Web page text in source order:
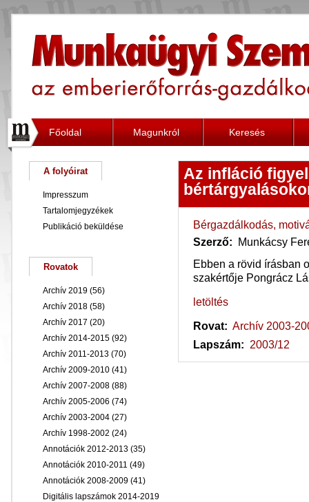
Főoldal Magunkról Keresés
Az infláció
Bérgazdálkodás,
Szerző: Munkácsy
Ebben a rövid írásban
szakértője Pongrácz
letöltés
Rovat: Archív 2003-
Lapszám: 2003/12
A folyóirat
Impresszum
Tartalomjegyzékek
Publikáció beküldése
Rovatok
Archív 2019 (56)
Archív 2018 (58)
Archív 2017 (20)
Archív 2014-2015 (92)
Archív 2011-2013 (70)
Archív 2009-2010 (41)
Archív 2007-2008 (88)
Archív 2005-2006 (74)
Archív 2003-2004 (27)
Archív 1998-2002 (24)
Annotációk 2012-2013 (35)
Annotációk 2010-2011 (49)
Annotációk 2008-2009 (41)
Digitális lapszámok 2014-2019